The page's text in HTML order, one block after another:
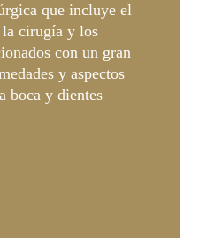
que incluye el
cirugía y los
con un gran
y aspectos
boca y dientes